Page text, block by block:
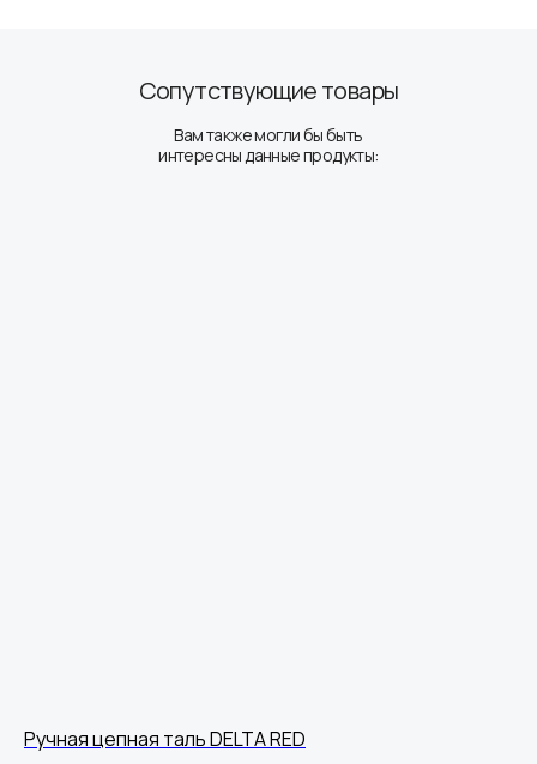
Вам также могли бы быть
интересны данные продукты:
Сопутствующие товары
Ручная цепная таль DELTA RED